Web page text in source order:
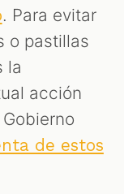
. Para evitar
o pastillas
la
acción
de estos